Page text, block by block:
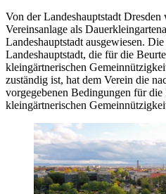
Von der Landeshauptstadt
Vereinsanlage als
Landeshauptstadt ausgewiesen.
Landeshauptstadt, die für die
kleingärtnerischen
zuständig ist, hat dem Verein die
vorgegebenen Bedingungen für
kleingärtnerischen